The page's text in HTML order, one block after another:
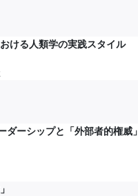
ける人類学の実践スタイル
ーシップと「外部者的権威」